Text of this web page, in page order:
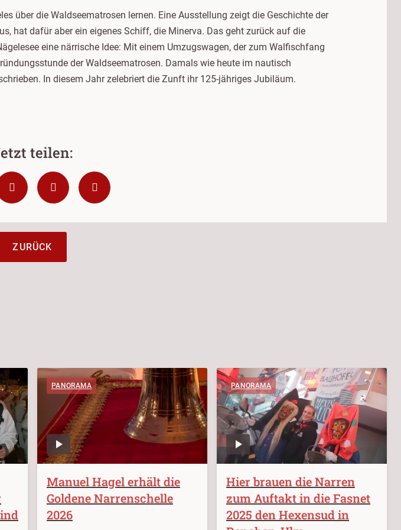
über die Waldseematrosen lernen. Eine Ausstellung zeigt die Geschichte der
hat dafür aber ein eigenes Schiff, die Minerva. Das geht zurück auf die
eine närrische Idee: Mit einem Umzugswagen, der zum Walfischfang
der Waldseematrosen. Damals wie heute im nautisch
In diesem Jahr zelebriert die Zunft ihr 125-jähriges Jubiläum.
ZURÜCK
PANORAMA
Manuel Hagel erhält die
Goldene Narrenschelle
2026
PANORAMA
Hier brauen die Narren
zum Auftakt in die Fasnet
2025 den Hexensud in